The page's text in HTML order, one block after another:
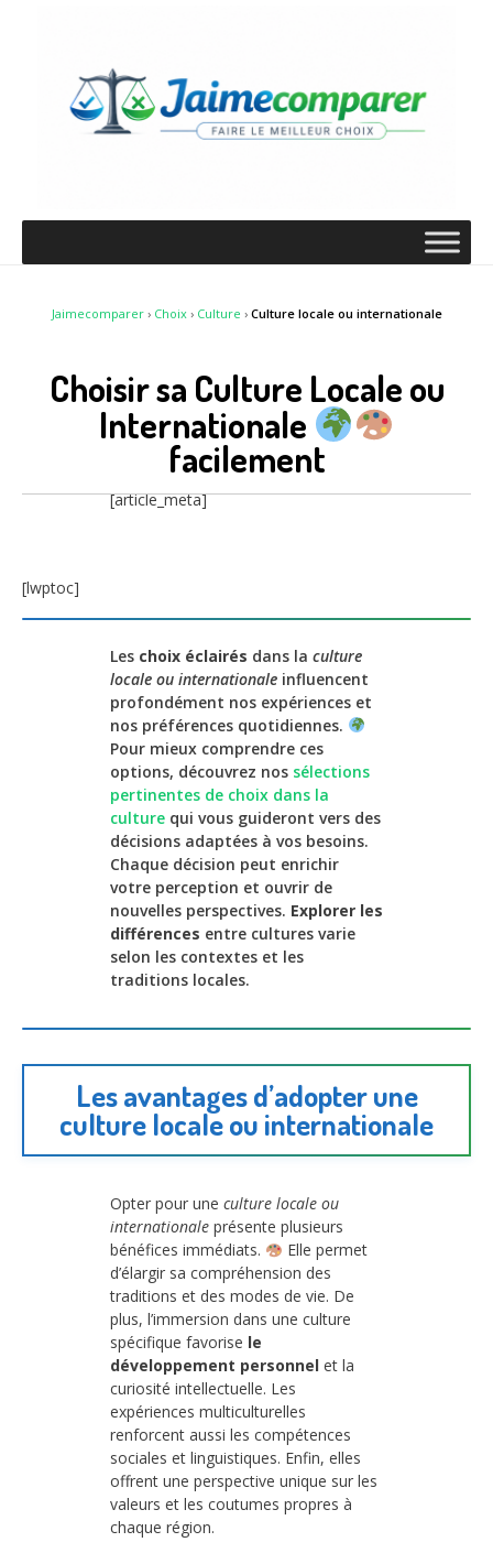
Jaimecomparer› Choix› Culture › Culture locale ou internationale
Choisir sa Culture Locale ou
Internationale
facilement
[article_meta]
[lwptoc]
Les choix éclairés dans la culture
locale ou internationale influencent
profondément nos expériences et
nos préférences quotidiennes.
Pour mieux comprendre ces
options, découvrez nos sélections
pertinentes de choix dans la
culture qui vous guideront vers des
décisions adaptées à vos besoins.
Chaque décision peut enrichir
votre perception et ouvrir de
nouvelles perspectives. Explorer les
différences entre cultures varie
selon les contextes et les
traditions locales.
Les avantages d’adopter une
culture locale ou internationale
Opter pour une culture locale ou
internationale présente plusieurs
bénéfices immédiats.
Elle permet
d’élargir sa compréhension des
traditions et des modes de vie. De
plus, l’immersion dans une culture
spécifique favorise le
développement personnel et la
curiosité intellectuelle. Les
expériences multiculturelles
renforcent aussi les compétences
sociales et linguistiques. Enfin, elles
offrent une perspective unique sur les
valeurs et les coutumes propres à
chaque région.